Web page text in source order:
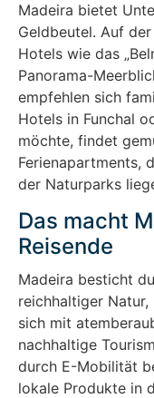
Madeira bietet
Geldbeutel. Auf
Hotels wie das
Panorama-
empfehlen sich
Hotels in Funchal
möchte, findet
Ferienapartments,
der Naturparks
Das macht
Reisende
Madeira besticht
reichhaltiger Natur,
sich mit
nachhaltige
durch E-Mobilität
lokale Produkte in